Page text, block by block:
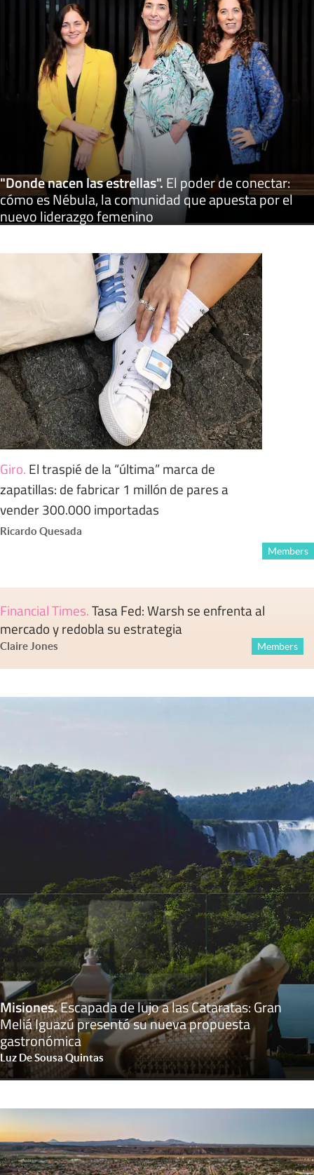
"Donde nacen las estrellas".El poder de conectar:
cómo es Nébula, la comunidad que apuesta por el
nuevo liderazgo femenino
Giro. El traspié de la “última” marca de
zapatillas: de fabricar 1 millón de pares a
vender 300.000 importadas
Ricardo Quesada
Members
Financial Times.Tasa Fed: Warsh se enfrenta al
mercado y redobla su estrategia
Claire Jones Members
Misiones.Escapada de lujo a las Cataratas: Gran
Meliá Iguazú presentó su nueva propuesta
gastronómica
Luz De Sousa Quintas